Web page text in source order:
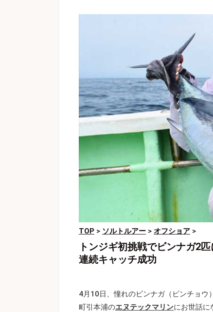
TOP > ソルトルアー > オフショア >
トンジギ初挑戦でビンナガ2
連続キャッチ成功
4月10日、憧れのビンナガ（ビンチョウ
町引本浦のエヌテックマリンにお世話に